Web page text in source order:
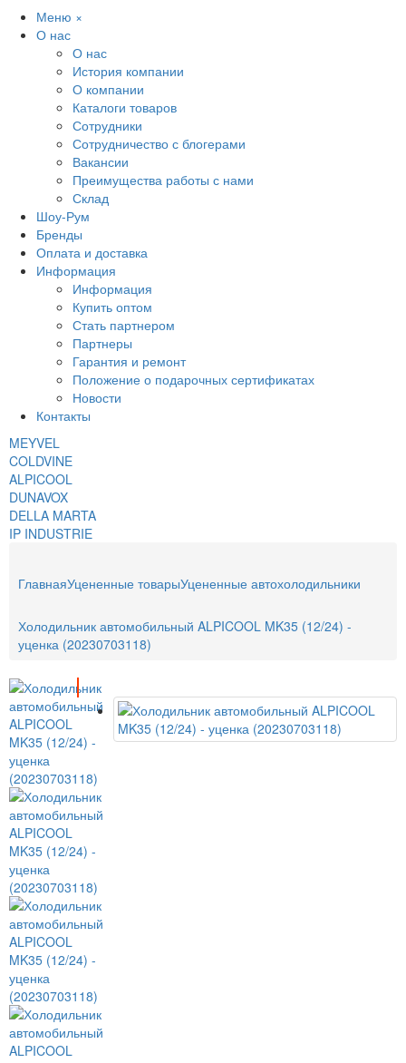
Меню ×
О нас
О нас
История компании
О компании
Каталоги товаров
Сотрудники
Сотрудничество с блогерами
Вакансии
Преимущества работы с нами
Склад
Шоу-Рум
Бренды
Оплата и доставка
Информация
Информация
Купить оптом
Стать партнером
Партнеры
Гарантия и ремонт
Положение о подарочных сертификатах
Новости
Контакты
MEYVEL
COLDVINE
ALPICOOL
DUNAVOX
DELLA MARTA
IP INDUSTRIE
ГлавнаяУцененные товарыУцененные автохолодильники
Холодильник автомобильный ALPICOOL MK35 (12/24) -
уценка (20230703118)